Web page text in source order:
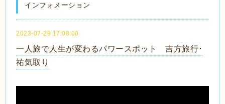
インフォメーション
2023-07-29 17:08:00
一人旅で人生が変わるパワースポット 吉方旅行･
祐気取り